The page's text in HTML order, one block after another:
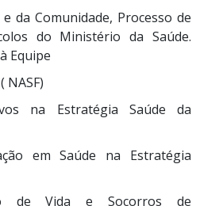
da Comunidade, Processo de
do Ministério da Saúde.
Equipe
NASF)
na Estratégia Saúde da
em Saúde na Estratégia
de Vida e Socorros de